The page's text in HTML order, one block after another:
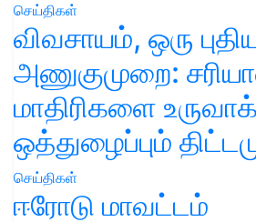
செய்திகள்
விவசாயம், ஒரு
அணுகுமுறை:
மாதிரிகளை
ஒத்துழைப்பும்
செய்திகள்
ஈரோடு மாவட்டம்